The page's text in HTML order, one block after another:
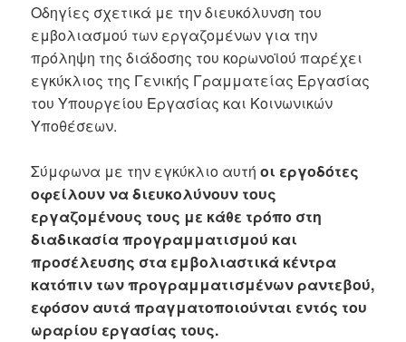
Οδηγίες σχετικά με την διευκόλυνση του
εμβολιασμού των εργαζομένων για την
πρόληψη της διάδοσης του κορωνοϊού παρέχει
εγκύκλιος της Γενικής Γραμματείας Εργασίας
του Υπουργείου Εργασίας και Κοινωνικών
Υποθέσεων.
Σύμφωνα με την εγκύκλιο αυτήοι εργοδότες
οφείλουν να διευκολύνουν τους
εργαζομένους τους με κάθε τρόπο στη
διαδικασία προγραμματισμού και
προσέλευσης στα εμβολιαστικά κέντρα
κατόπιν των προγραμματισμένων ραντεβού,
εφόσον αυτά πραγματοποιούνται εντός του
ωραρίου εργασίας τους.